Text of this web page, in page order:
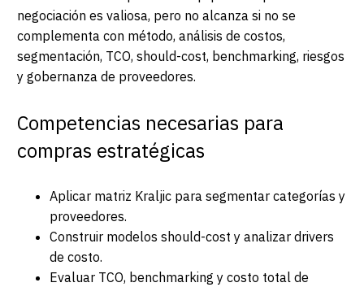
negociación es valiosa, pero no alcanza si no se
complementa con método, análisis de costos,
segmentación, TCO, should-cost, benchmarking, riesgos
y gobernanza de proveedores.
Competencias necesarias para
compras estratégicas
Aplicar matriz Kraljic para segmentar categorías y
proveedores.
Construir modelos should-cost y analizar drivers
de costo.
Evaluar TCO, benchmarking y costo total de